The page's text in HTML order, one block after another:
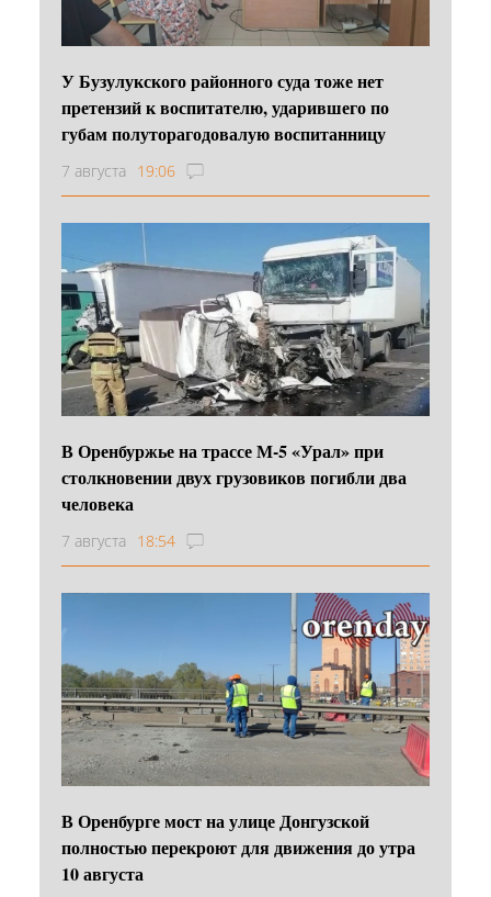
У Бузулукского районного суда тоже нет
претензий к воспитателю, ударившего по
губам полуторагодовалую воспитанницу
7 августа 19:06
В Оренбуржье на трассе М-5 «Урал» при
столкновении двух грузовиков погибли два
человека
7 августа 18:54
В Оренбурге мост на улице Донгузской
полностью перекроют для движения до утра
10 августа